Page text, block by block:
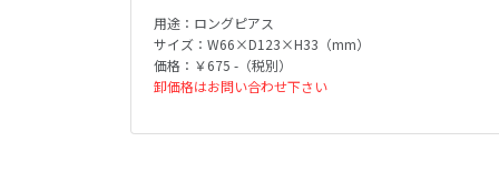
用途：ロングピアス
サイズ：W66×D123×H33（mm）
価格：￥675 -（税別）
卸価格はお問い合わせ下さい